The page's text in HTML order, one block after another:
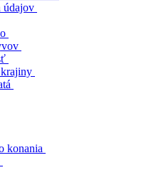
údajov
konania